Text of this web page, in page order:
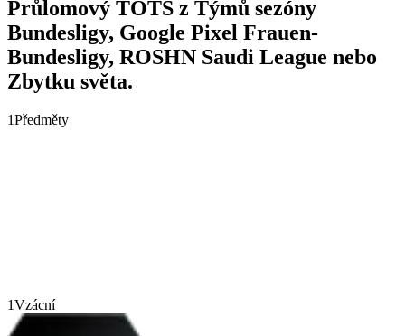
Průlomový TOTS z Týmů sezóny
Bundesligy, Google Pixel Frauen-
Bundesligy, ROSHN Saudi League nebo
Zbytku světa.
1Předměty
1Vzácní